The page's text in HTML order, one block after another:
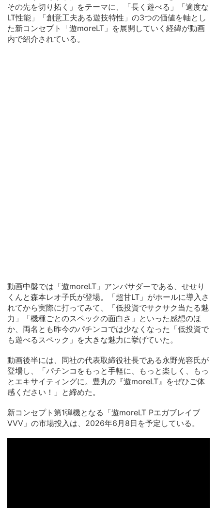
その先を切り拓く」をテーマに、「長く遊べる」「適度な
LT性能」「創意工夫ある遊技特性」の3つの価値を軸とし
た新コンセプト「遊moreLT」を展開していく経緯が動画
内で紹介されている。
動画中盤では「遊moreLT」アンバサダーである、せせり
くんと森本レオ子氏が登場。「超甘LT」がホールに導入さ
れてから実際に打ってみて、「低投資でサクサク当たる魅
力」「機種ごとのスペックの面白さ」といった感想のほ
か、両名とも昨今のパチンコでは少なくなった「低投資で
も遊べるスペック」を大きな魅力に挙げていた。
動画後半には、同社の代表取締役社長である永野光容氏が
登場し、「パチンコをもっと手軽に、もっと楽しく、もっ
とエキサイティングに。豊丸の『遊moreLT』をぜひご体
感ください！」と締めた。
新コンセプト第1弾機となる「遊moreLT Pエガブレイブ
VVV」の市場投入は、2026年6月8日を予定している。